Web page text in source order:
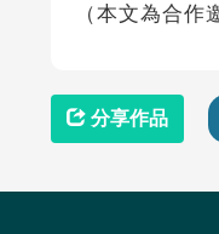
（本文為合作
分享作品